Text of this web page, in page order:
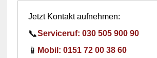
Jetzt Kontakt aufnehmen:
📞Serviceruf: 030 505 900 90
📱 Mobil: 0151 72 00 38 60